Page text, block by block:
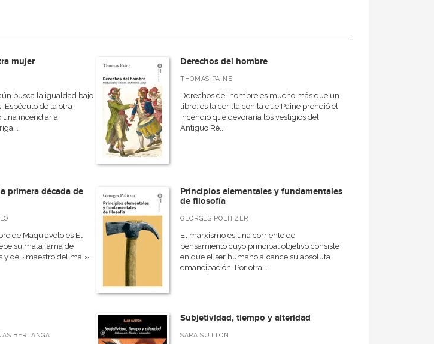
mujer
busca la igualdad bajo
Espéculo de la otra
una incendiaria
Derechos del hombre
THOMAS PAINE
Derechos del hombre es mucho más que un
libro: es la cerilla con la que Paine prendió el
incendio que devoraría los vestigios del
Antiguo Ré...
primera década de
de Maquiavelo es El
su mala fama de
y de «maestro del mal»,
Principios elementales y fundamentales
de filosofía
GEORGES POLITZER
El marxismo es una corriente de
pensamiento cuyo principal objetivo consiste
en que el ser humano alcance su absoluta
emancipación. Por otra...
BERLANGA
Subjetividad, tiempo y alteridad
SARA SUTTON